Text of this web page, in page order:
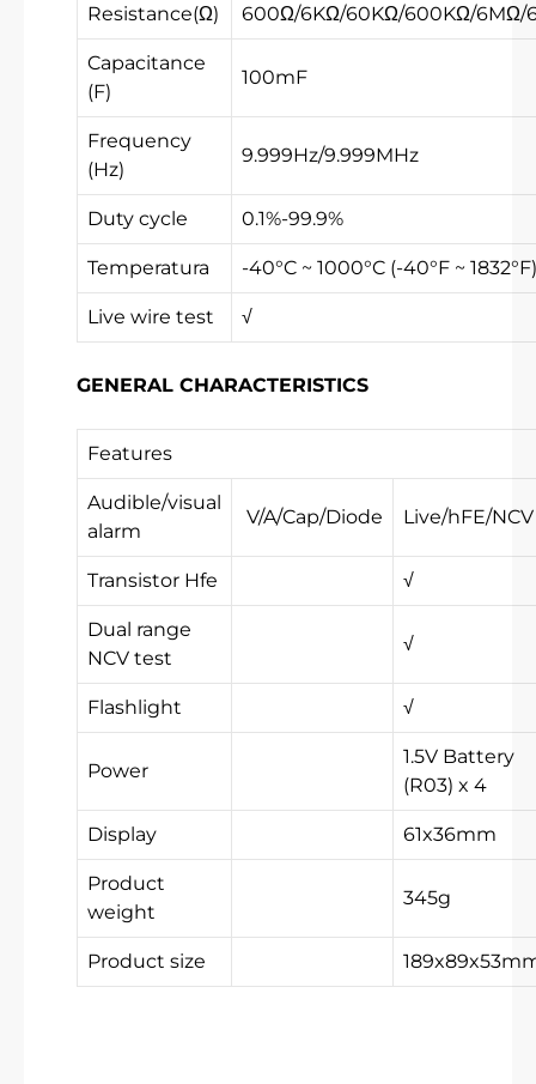
Resistance(Ω) 600Ω/6KΩ/60KΩ/600KΩ/6MΩ/
Capacitance
(F)
100mF
Frequency
(Hz)
9.999Hz/9.999MHz
Duty cycle 0.1%-99.9%
Temperatura -40°C ~ 1000°C (-40°F ~ 1832°F)
Live wire test √
GENERAL CHARACTERISTICS
Features
Audible/visual
alarm
V/A/Cap/Diode Live/hFE/NCV
Transistor Hfe √
Dual range
NCV test
√
Flashlight √
Power
1.5V Battery
(R03) x 4
Display 61x36mm
Product
weight
345g
Product size